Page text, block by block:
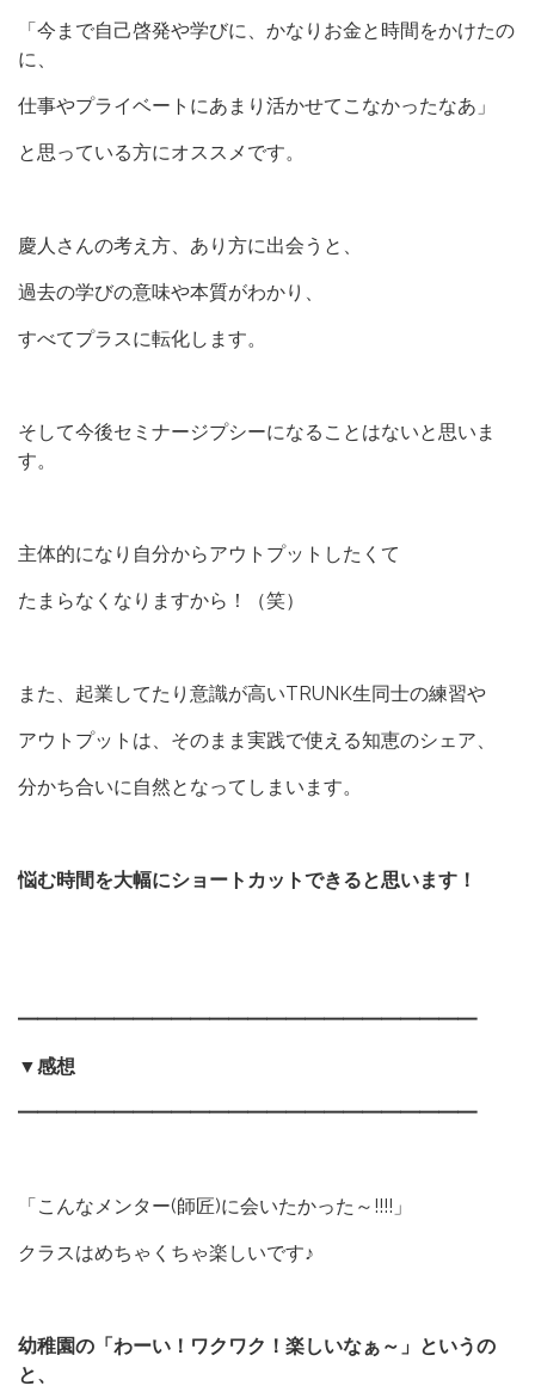
「今まで自己啓発や学びに、かなりお金と時間をかけたの
に、
仕事やプライベートにあまり活かせてこなかったなあ」
と思っている方にオススメです。
慶人さんの考え方、あり方に出会うと、
過去の学びの意味や本質がわかり、
すべてプラスに転化します。
そして今後セミナージプシーになることはないと思いま
す。
主体的になり自分からアウトプットしたくて
たまらなくなりますから！（笑）
また、起業してたり意識が高いTRUNK生同士の練習や
アウトプットは、そのまま実践で使える知恵のシェア、
分かち合いに自然となってしまいます。
悩む時間を大幅にショートカットできると思います！
━━━━━━━━━━━━━━━━━━━━━━━━
▼感想
━━━━━━━━━━━━━━━━━━━━━━━━
「こんなメンター(師匠)に会いたかった～!!!!」
クラスはめちゃくちゃ楽しいです♪
幼稚園の「わーい！ワクワク！楽しいなぁ～」というの
と、